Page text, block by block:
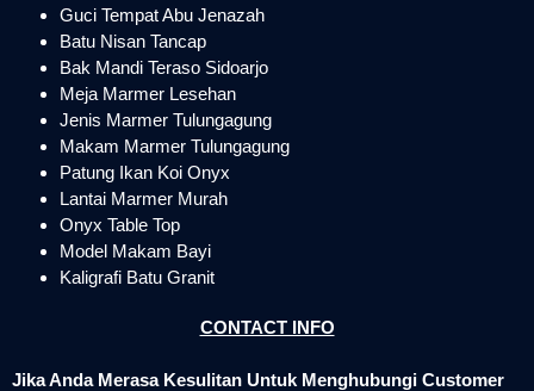
Guci Tempat Abu Jenazah
Batu Nisan Tancap
Bak Mandi Teraso Sidoarjo
Meja Marmer Lesehan
Jenis Marmer Tulungagung
Makam Marmer Tulungagung
Patung Ikan Koi Onyx
Lantai Marmer Murah
Onyx Table Top
Model Makam Bayi
Kaligrafi Batu Granit
CONTACT INFO
Jika Anda Merasa Kesulitan Untuk Menghubungi Customer